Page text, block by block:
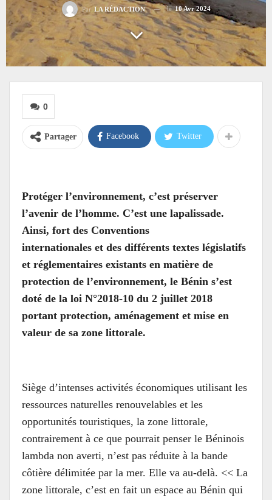
Par LA RÉDACTION le10 Avr 2024
0
Partager Facebook Twitter
Protéger l’environnement, c’est préserver
l’avenir de l’homme. C’est une lapalissade.
Ainsi, fort des Conventions
internationales et des différents textes législatifs
et réglementaires existants en matière de
protection de l’environnement, le Bénin s’est
doté de la loi N°2018-10 du 2 juillet 2018
portant protection, aménagement et mise en
valeur de sa zone littorale.
Siège d’intenses activités économiques utilisant les
ressources naturelles renouvelables et les
opportunités touristiques, la zone littorale,
contrairement à ce que pourrait penser le Béninois
lambda non averti, n’est pas réduite à la bande
côtière délimitée par la mer. Elle va au-delà. << La
zone littorale, c’est en fait un espace au Bénin qui